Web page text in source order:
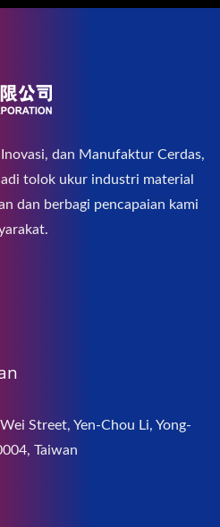
dan Manufaktur Cerdas,
tolok ukur industri material
dan berbagi pencapaian kami
Street, Yen-Chou Li, Yong-
Taiwan